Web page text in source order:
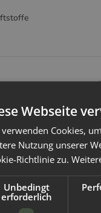
ist (Fäden
im Kühlschrank
Webseite
Cookies,
Nutzung unserer
Richtlinie zu.
Unbedingt
erforderlich